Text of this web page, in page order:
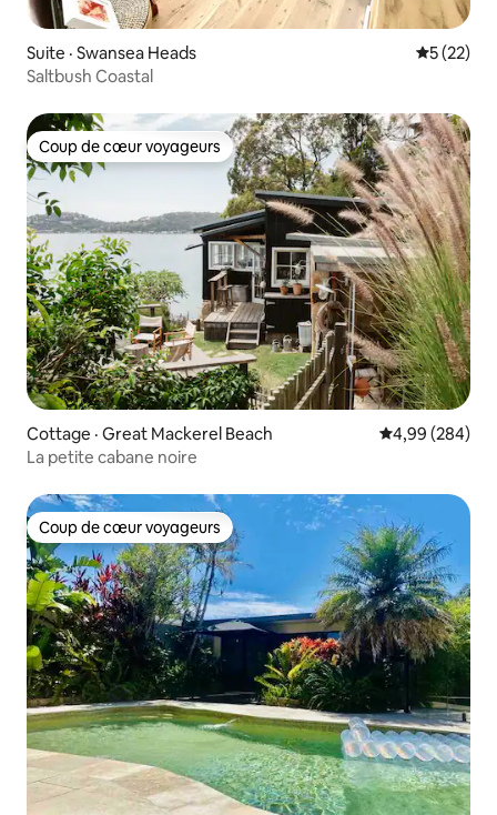
Suite · Swansea Heads Note
5 (22)
Saltbush Coastal
Coup de cœur voyageurs
Coup de cœur voyageurs
Cottage · Great Mackerel Beach Note
4,99 (284)
La petite cabane noire
Coup de cœur voyageurs
Coup de cœur voyageurs